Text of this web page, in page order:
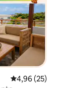
Évaluation
4,96 (25)